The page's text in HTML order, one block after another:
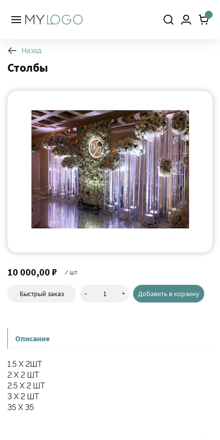
Назад
Столбы
10 000,00 ₽ / шт
Быстрый заказ - + Добавить в корзину
Описание
1.5 Х 2ШТ
2 Х 2 ШТ
2.5 Х 2 ШТ
3 Х 2 ШТ
35 Х 35